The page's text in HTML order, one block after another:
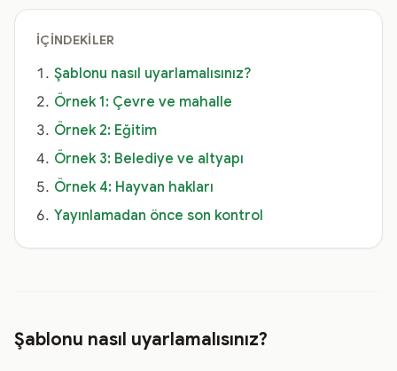
İÇINDEKILER
Şablonu nasıl uyarlamalısınız?
Örnek 1: Çevre ve mahalle
Örnek 2: Eğitim
Örnek 3: Belediye ve altyapı
Örnek 4: Hayvan hakları
Yayınlamadan önce son kontrol
Şablonu nasıl uyarlamalısınız?